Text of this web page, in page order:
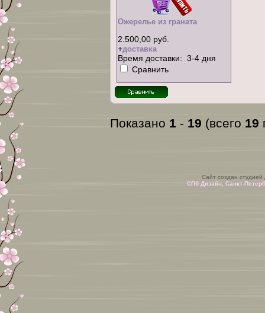
Ожерелье из граната
2.500,00 руб.
+доставка
Время доставки: 3-4 дня
Сравнить
Показано 1 - 19 (всего 19
Сайт создан
СПб Дизайн, Санкт-